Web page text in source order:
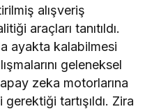
alışveriş
araçları tanıtıldı.
ayakta kalabilmesi
geleneksel
zeka motorlarına
tartışıldı. Zira